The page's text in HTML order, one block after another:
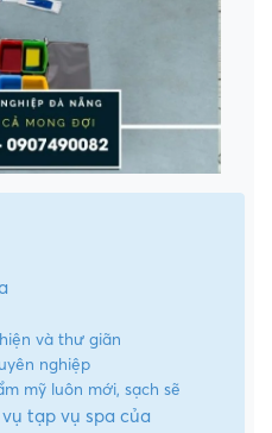
và thư giãn
nghiệp
mỹ luôn mới, sạch sẽ
tạp vụ spa của